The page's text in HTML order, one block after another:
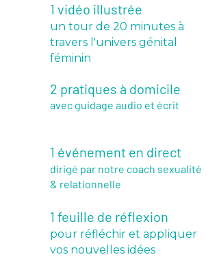
1 vidéo illustrée
un tour de 20 minutes à
travers l'univers génital
féminin
2 pratiques à domicile
avec guidage audio et écrit
1 événement en direct
dirigé par notre coach sexualité
& relationnelle
1 feuille de réflexion
pour réfléchir et appliquer
vos nouvelles idées